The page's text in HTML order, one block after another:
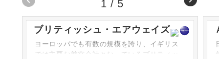
ブリティッシュ・エアウェイズ
ヨーロッパでも有数の規模を誇り、イギリス
では主要な航空会社となっているブリティッ
1 / 5